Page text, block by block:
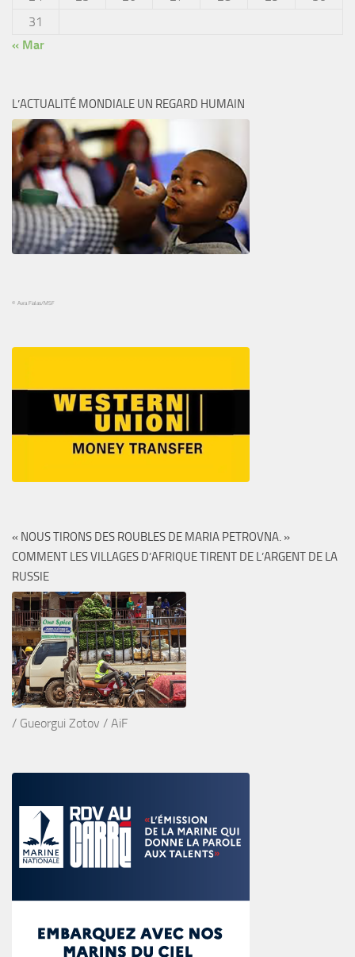
31
« Mar
L’ACTUALITÉ MONDIALE UN REGARD HUMAIN
© Avra Fialas/MSF
« NOUS TIRONS DES ROUBLES DE MARIA PETROVNA. »
COMMENT LES VILLAGES D’AFRIQUE TIRENT DE L’ARGENT DE LA
RUSSIE
/ Gueorgui Zotov / AiF